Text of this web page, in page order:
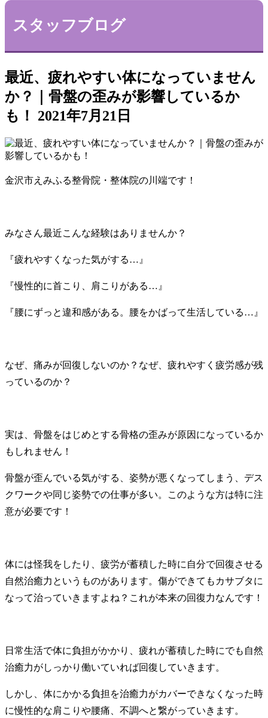
スタッフブログ
最近、疲れやすい体になっていません
か？｜骨盤の歪みが影響しているか
も！
2021年7月21日
金沢市えみふる整骨院・整体院の川端です！
みなさん最近こんな経験はありませんか？
『疲れやすくなった気がする…』
『慢性的に首こり、肩こりがある…』
『腰にずっと違和感がある。腰をかばって生活している…』
なぜ、痛みが回復しないのか？なぜ、疲れやすく疲労感が残
っているのか？
実は、骨盤をはじめとする骨格の歪みが原因になっているか
もしれません！
骨盤が歪んでいる気がする、姿勢が悪くなってしまう、デス
クワークや同じ姿勢での仕事が多い。このような方は特に注
意が必要です！
体には怪我をしたり、疲労が蓄積した時に自分で回復させる
自然治癒力というものがあります。傷ができてもカサブタに
なって治っていきますよね？これが本来の回復力なんです！
日常生活で体に負担がかかり、疲れが蓄積した時にでも自然
治癒力がしっかり働いていれば回復していきます。
しかし、体にかかる負担を治癒力がカバーできなくなった時
に慢性的な肩こりや腰痛、不調へと繋がっていきます。